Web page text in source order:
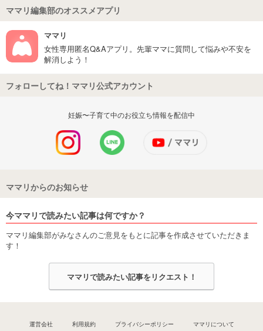
ママリ編集部のオススメアプリ
ママリ
女性専用匿名Q&Aアプリ。先輩ママに質問して悩みや不安を
解消しよう！
フォローしてね！ママリ公式アカウント
妊娠〜子育て中のお役立ち情報を配信中
ママリからのお知らせ
今ママリで読みたい記事は何ですか？
ママリ編集部がみなさんのご意見をもとに記事を作成させていただきま
す！
ママリで読みたい記事をリクエスト！
運営会社 利用規約 プライバシーポリシー
ママリについて